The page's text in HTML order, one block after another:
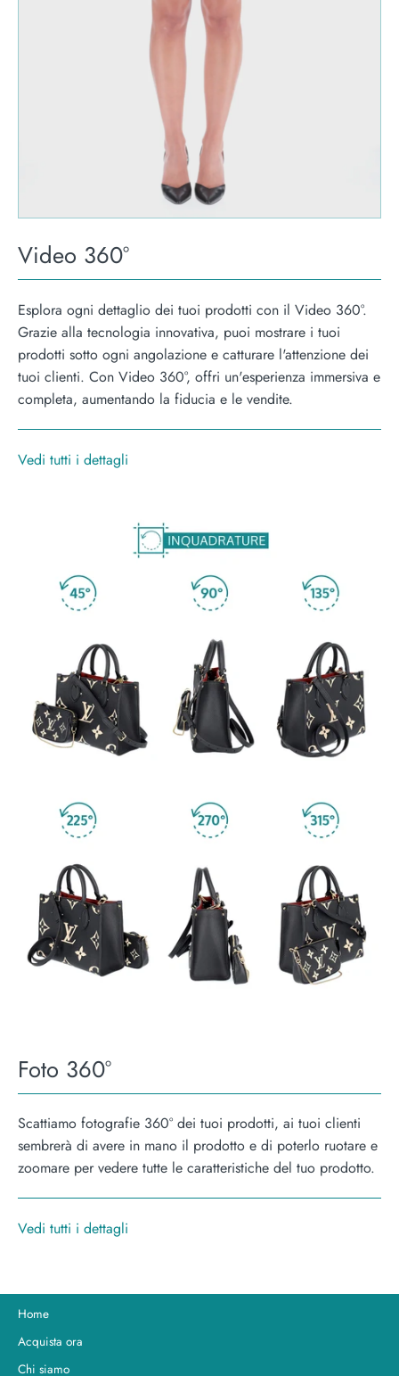
Video 360°
Esplora ogni dettaglio dei tuoi prodotti con il Video 360°.
Grazie alla tecnologia innovativa, puoi mostrare i tuoi
prodotti sotto ogni angolazione e catturare l'attenzione dei
tuoi clienti. Con Video 360°, offri un'esperienza immersiva e
completa, aumentando la fiducia e le vendite.
Vedi tutti i dettagli
Foto 360°
Scattiamo fotografie 360° dei tuoi prodotti, ai tuoi clienti
sembrerà di avere in mano il prodotto e di poterlo ruotare e
zoomare per vedere tutte le caratteristiche del tuo prodotto.
Vedi tutti i dettagli
Home
Acquista ora
Chi siamo